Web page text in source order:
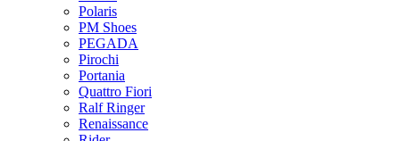
Polaris
PM Shoes
PEGADA
Pirochi
Portania
Quattro Fiori
Ralf Ringer
Renaissance